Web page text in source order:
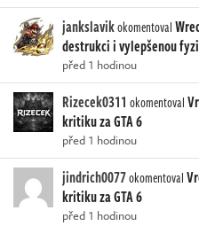
jankslavikokomentoval
destrukci i vylepšenou
před 1 hodinou
Rizecek0311 okomentoval
kritiku za GTA 6
před 1 hodinou
jindrich0077okomentoval
kritiku za GTA 6
před 1 hodinou